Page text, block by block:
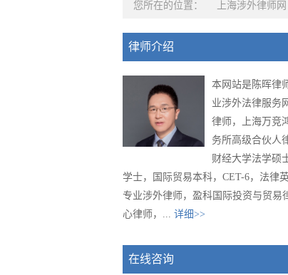
您所在的位置： 上海涉外律师网
律师介绍
本网站是陈晖律
业涉外法律服务
律师，上海万竞
务所高级合伙人
财经大学法学硕
学士，国际贸易本科，CET-6，法律英
专业涉外律师，盈科国际投资与贸易
心律师，... 详细>>
在线咨询